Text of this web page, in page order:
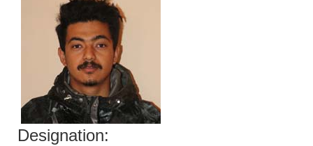
Designation: